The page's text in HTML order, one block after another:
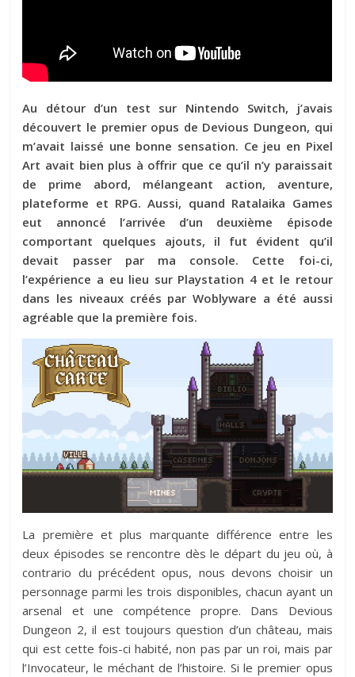
Au détour d’un test sur Nintendo Switch, j’avais
découvert le premier opus de Devious Dungeon, qui
m’avait laissé une bonne sensation. Ce jeu en Pixel
Art avait bien plus à offrir que ce qu’il n’y paraissait
de prime abord, mélangeant action, aventure,
plateforme et RPG. Aussi, quand Ratalaika Games
eut annoncé l’arrivée d’un deuxième épisode
comportant quelques ajouts, il fut évident qu’il
devait passer par ma console. Cette foi-ci,
l’expérience a eu lieu sur Playstation 4 et le retour
dans les niveaux créés par Woblyware a été aussi
agréable que la première fois.
La première et plus marquante différence entre les
deux épisodes se rencontre dès le départ du jeu où, à
contrario du précédent opus, nous devons choisir un
personnage parmi les trois disponibles, chacun ayant un
arsenal et une compétence propre. Dans Devious
Dungeon 2, il est toujours question d’un château, mais
qui est cette fois-ci habité, non pas par un roi, mais par
l’Invocateur, le méchant de l’histoire. Si le premier opus